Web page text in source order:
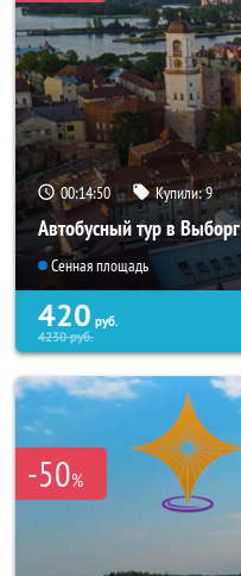
00:14:48 Купили:9
Автобусный тур в
Сенная площадь
420 руб.
4230руб.
-50%